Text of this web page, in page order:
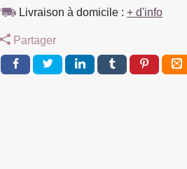
120
70
X
45
Livraison à domicile : + d'info
Partager